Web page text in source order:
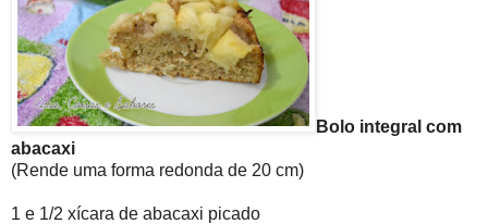
Bolo integral com
abacaxi
(Rende uma forma redonda de 20 cm)
1 e 1/2 xícara de abacaxi picado